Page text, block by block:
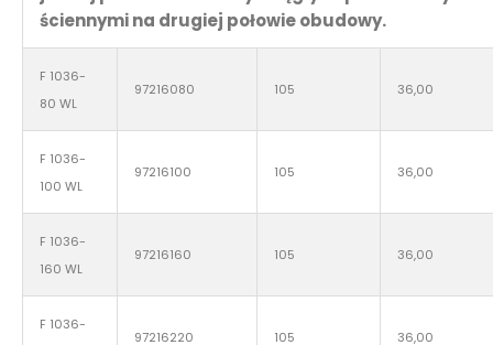
ściennymi na drugiej połowie obudowy.
F 1036-
80 WL
97216080 105 36,00
F 1036-
100 WL
97216100 105 36,00
F 1036-
160 WL
97216160 105 36,00
F 1036-
97216220 105 36,00